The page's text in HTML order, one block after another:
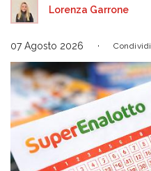
Lorenza Garrone
07 Agosto 2026 Condividi